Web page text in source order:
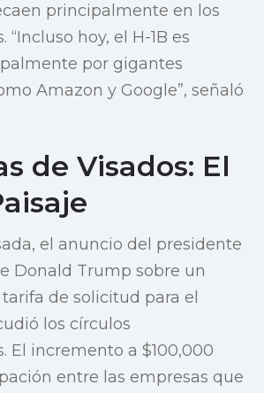
principalmente en los
“Incluso hoy, el H-1B es
por gigantes
Amazon y Google”, señaló
de Visados: El
el anuncio del presidente
Donald Trump sobre un
de solicitud para el
los círculos
El incremento a $100,000
entre las empresas que